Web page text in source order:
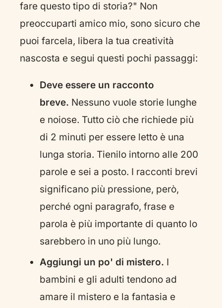
fare questo tipo di storia?" Non
preoccuparti amico mio, sono sicuro che
puoi farcela, libera la tua creatività
nascosta e segui questi pochi passaggi:
Deve essere un racconto
breve. Nessuno vuole storie lunghe
e noiose. Tutto ciò che richiede più
di 2 minuti per essere letto è una
lunga storia. Tienilo intorno alle 200
parole e sei a posto. I racconti brevi
significano più pressione, però,
perché ogni paragrafo, frase e
parola è più importante di quanto lo
sarebbero in uno più lungo.
Aggiungi un po' di mistero. I
bambini e gli adulti tendono ad
amare il mistero e la fantasia e